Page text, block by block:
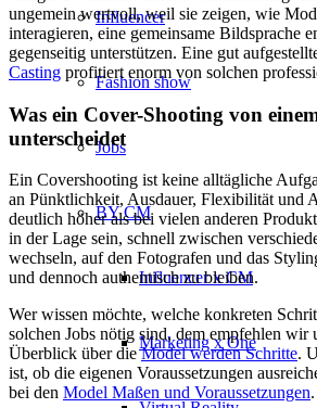
Influencer
Fashion show
Jobs
BY CM
Influencer x CM
Marketing x One
ungemein wertvoll, weil sie zeigen, wie
interagieren, eine gemeinsame Bildsprache
gegenseitig unterstützen. Eine gut
Casting profitiert enorm von solchen
Was ein Cover-Shooting von
unterscheidet
Ein Covershooting ist keine alltägliche
an Pünktlichkeit, Ausdauer, Flexibilität und
deutlich höher als bei vielen anderen
in der Lage sein, schnell zwischen
wechseln, auf den Fotografen und das
und dennoch authentisch zu bleiben.
Wer wissen möchte, welche konkreten
solchen Jobs nötig sind, dem empfehlen wir
Überblick über dieModel werden Schritte.
ist, ob die eigenen Voraussetzungen
bei den Model Maßen und Voraussetzungen.